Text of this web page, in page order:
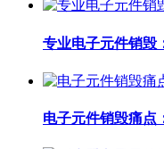
专业电子元件销毁
电子元件销毁痛点